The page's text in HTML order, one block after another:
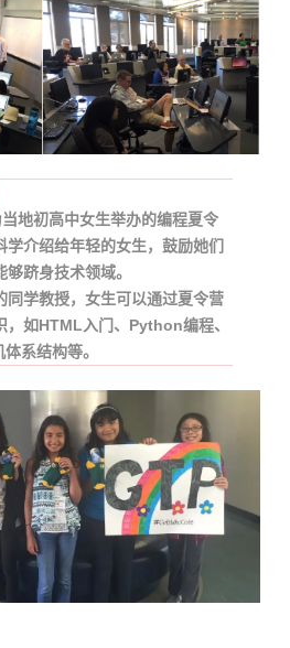
地初高中女生举办的编程夏令
学介绍给年轻的女生，鼓励她们
跻身技术领域。
同学教授，女生可以通过夏令营
，如HTML入门、Python编程、
系结构等。